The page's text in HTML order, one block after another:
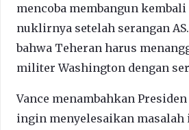
mencoba membangun
nuklirnya setelah serangan
bahwa Teheran harus
militer Washington dengan
Vance menambahkan
ingin menyelesaikan masalah